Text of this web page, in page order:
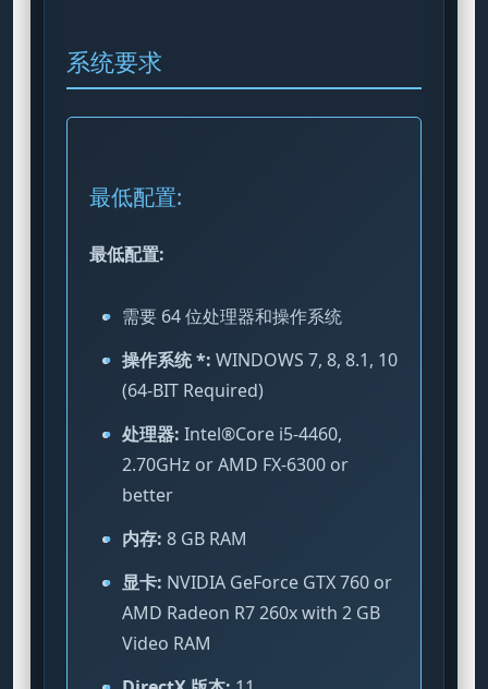
系统要求
最低配置:
最低配置:
需要 64 位处理器和操作系统
操作系统 *: WINDOWS 7, 8, 8.1, 10
(64-BIT Required)
处理器: Intel®Core i5-4460,
2.70GHz or AMD FX-6300 or
better
内存: 8 GB RAM
显卡: NVIDIA GeForce GTX 760 or
AMD Radeon R7 260x with 2 GB
Video RAM